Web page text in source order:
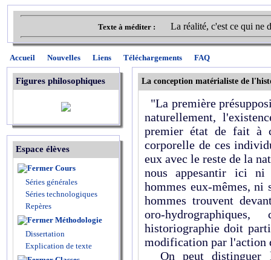
Texte à méditer : La réalité, c'est ce qui ne
Accueil Nouvelles Liens Téléchargements FAQ
Figures philosophiques
Espace élèves
Cours
Séries générales
Séries technologiques
Repères
Méthodologie
Dissertation
Explication de texte
La conception matérialiste de
"La première
naturellement,
premier état de fait à
corporelle de ces
eux avec le reste de la
nous appesantir ici ni
hommes eux-mêmes, ni
hommes trouvent
oro-
historiographie doit
modification par l'action
On peut distinguer